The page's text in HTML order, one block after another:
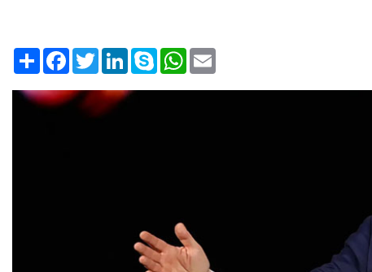
Share
FacebookTwitterLinkedInSkype
WhatsAppEmail